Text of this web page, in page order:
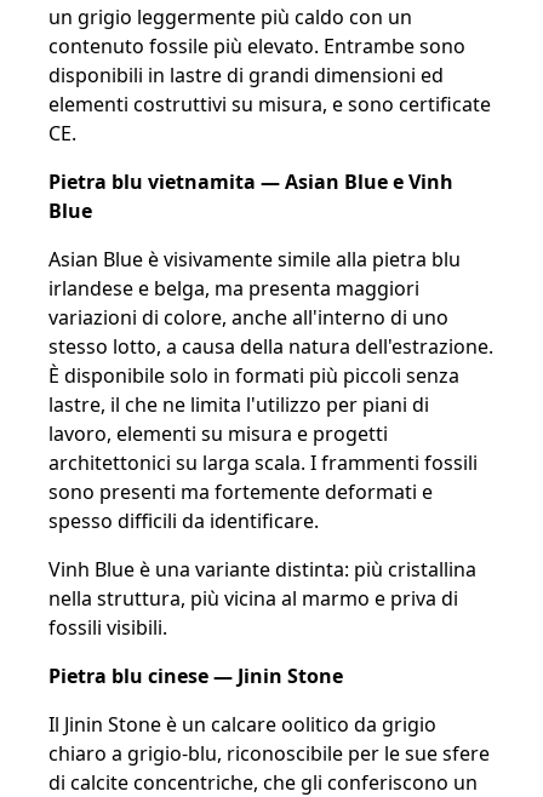
un grigio leggermente più caldo con un
contenuto fossile più elevato. Entrambe sono
disponibili in lastre di grandi dimensioni ed
elementi costruttivi su misura, e sono certificate
CE.
Pietra blu vietnamita — Asian Blue e Vinh
Blue
Asian Blue è visivamente simile alla pietra blu
irlandese e belga, ma presenta maggiori
variazioni di colore, anche all'interno di uno
stesso lotto, a causa della natura dell'estrazione.
È disponibile solo in formati più piccoli senza
lastre, il che ne limita l'utilizzo per piani di
lavoro, elementi su misura e progetti
architettonici su larga scala. I frammenti fossili
sono presenti ma fortemente deformati e
spesso difficili da identificare.
Vinh Blue è una variante distinta: più cristallina
nella struttura, più vicina al marmo e priva di
fossili visibili.
Pietra blu cinese — Jinin Stone
Il Jinin Stone è un calcare oolitico da grigio
chiaro a grigio-blu, riconoscibile per le sue sfere
di calcite concentriche, che gli conferiscono un